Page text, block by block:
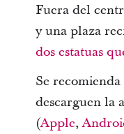
Fuera del
y una plaza
dos estatuas
Se
descarguen la
(Apple,